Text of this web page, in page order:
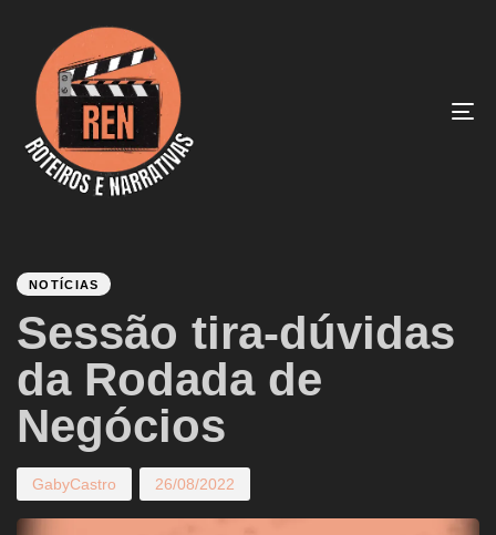
NOTÍCIAS
Sessão tira-dúvidas
da Rodada de
Negócios
GabyCastro 26/08/2022